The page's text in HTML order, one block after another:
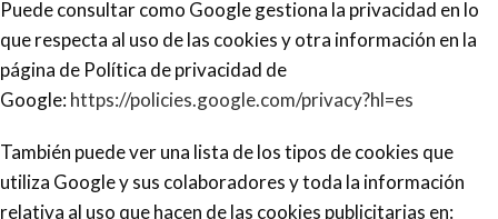
Puede consultar como Google gestiona la privacidad en lo
que respecta al uso de las cookies y otra información en la
página de Política de privacidad de
Google:https://policies.google.com/privacy?hl=es
También puede ver una lista de los tipos de cookies que
utiliza Google y sus colaboradores y toda la información
relativa al uso que hacen de las cookies publicitarias en: